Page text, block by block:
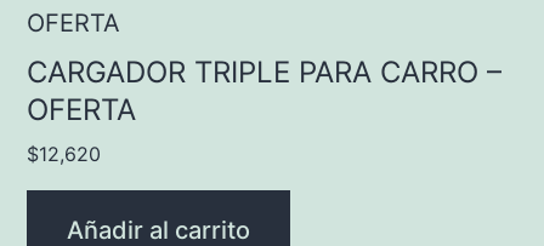
CARGADOR TRIPLE PARA CARRO –
OFERTA
$12,620
Añadir al carrito